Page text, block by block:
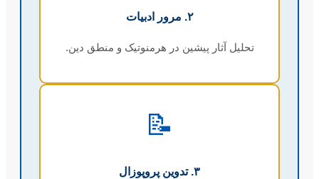
۲. مرور ادبیات
تحلیل آثار پیشین در هرمنوتیک و منطق دین.
📝
۳. تدوین پروپوزال